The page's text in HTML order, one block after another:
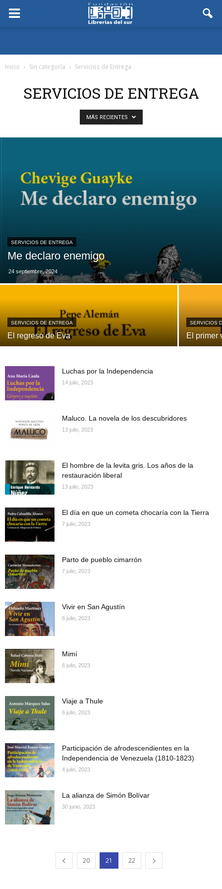
Inicio Sin categoría Servicios de Entrega
SERVICIOS DE ENTREGA
MÁS RECIENTES
SERVICIOS DE ENTREGA
Me declaro enemigo
24 septiembre, 2024
SERVICIOS DE ENTREGA
El regreso de Eva
SERVICIOS
El primer
Luchas por la Independencia
14 julio, 2023
Maluco. La novela de los descubridores
13 julio, 2023
El hombre de la levita gris. Los años de la
restauración liberal
13 julio, 2023
El día en que un cometa chocaría con la Tierra
7 julio, 2023
Parto de pueblo cimarrón
7 julio, 2023
Vivir en San Agustín
6 julio, 2023
Mimí
6 julio, 2023
Viaje a Thule
6 julio, 2023
Participación de afrodescendientes en la
Independencia de Venezuela (1810-1823)
4 julio, 2023
La alianza de Simón Bolívar
30 junio, 2023
20 21 22